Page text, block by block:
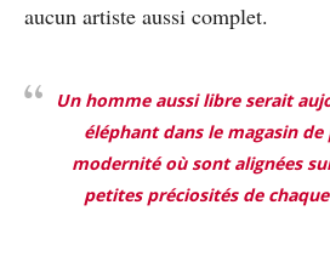
aucun artiste aussi complet.
Un homme aussi libre serait
éléphant dans le magasin de
modernité où sont alignées
petites préciosités de